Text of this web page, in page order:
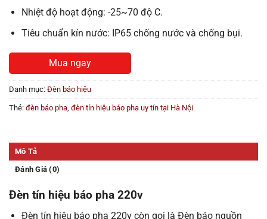
Nhiệt độ hoạt động: -25~70 độ C.
Tiêu chuẩn kín nước: IP65 chống nước và chống bụi.
Mua ngay
Danh mục: Đèn báo hiệu
Thẻ: đèn báo pha, đèn tín hiệu báo pha uy tín tại Hà Nội
Mô Tả
Đánh Giá (0)
Đèn tín hiệu báo pha 220v
Đèn tín hiệu báo pha 220v còn gọi là Đèn báo nguồn